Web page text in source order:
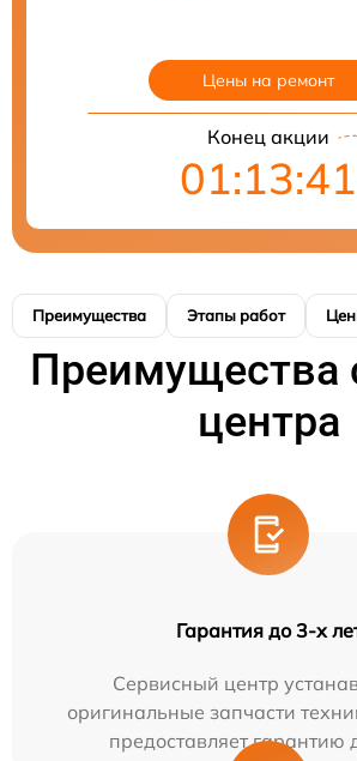
Цены на ремонт
Конец акции
01:13:40
Преимущества Этапы работ
Преимущества
центра
Гарантия до 3-х
Сервисный центр
оригинальные запчасти
предоставляет гарантию